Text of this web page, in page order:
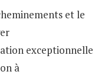
et le
exceptionnelle
à